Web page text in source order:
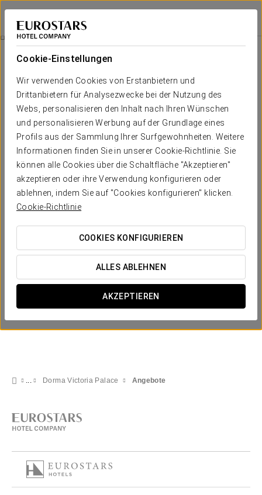
Cookie-Einstellungen
Wir verwenden Cookies von Erstanbietern und
Drittanbietern für Analysezwecke bei der Nutzung des
Webs, personalisieren den Inhalt nach Ihren Wünschen
und personalisieren Werbung auf der Grundlage eines
Profils aus der Sammlung Ihrer Surfgewohnheiten. Weitere
Informationen finden Sie in unserer Cookie-Richtlinie. Sie
können alle Cookies über die Schaltfläche "Akzeptieren"
akzeptieren oder ihre Verwendung konfigurieren oder
ablehnen, indem Sie auf "Cookies konfigurieren" klicken.
Cookie-Richtlinie
COOKIES KONFIGURIEREN
ALLES ABLEHNEN
AKZEPTIEREN
Dorma Victoria Palace
MADRID - SAN LORENZO DE EL ESCORIAL
Angebote
Angebote
Romantisches Erlebnis
20 €
Dorma Victoria Palace Angebote